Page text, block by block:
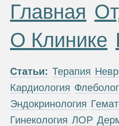
Главная
О Клинике
Статьи: Терапия
Кардиология
Эндокринология
Гинекология ЛОР